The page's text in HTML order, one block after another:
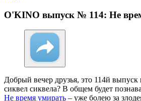
O'KINO выпуск № 114: Не
Добрый вечер друзья, это 114й выпуск
сиквел сиквела? В общем будет
Не время умирать – уже болею за